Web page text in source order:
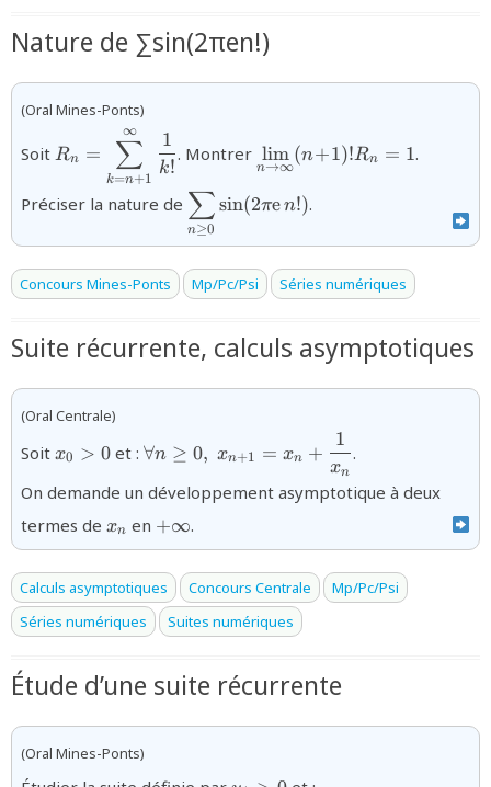
Nature de ∑sin(2πen!)
(Oral Mines-Ponts)
Soit {k!}}
Rn =
k=n+1
∑
∞
k!
1
. Montrer (n\!+\!1)!R_{n}=1}
n→∞
lim (n+1)!Rn = 1.
Préciser la nature de {\displaystyle\sum_{n\ge0}\sin
(2\pi\text{e}\,n!)}
n≥0
∑sin(2πen!).
Concours Mines-Ponts Mp/Pc/Psi Séries numériques
Suite récurrente, calculs asymptotiques
(Oral Centrale)
Soit {x_{0}>0}
x0 > 0et : {\forall
n\ge0,\;x_{n+1}=x_{n}+\dfrac{1}
{x_{n}}}
∀n ≥ 0, xn+1 = xn +
xn
1
.
On demande un développement asymptotique à deux
termes de {x_n}
xn en {+\infty}
+∞.
Calculs asymptotiques Concours Centrale
Mp/Pc/Psi
Séries numériques
Suites numériques
Étude d’une suite récurrente
(Oral Mines-Ponts)
u_1\gt0